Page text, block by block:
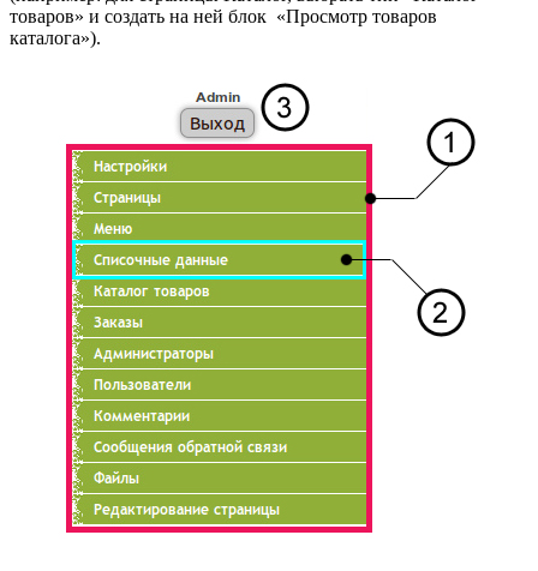
товаров» и создать на ней блок «Просмотр товаров
каталога»).